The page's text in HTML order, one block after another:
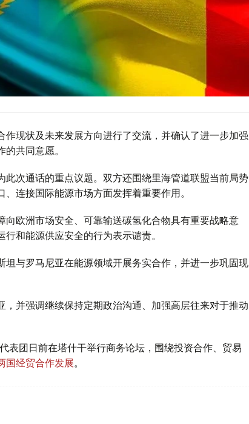
现状及未来发展方向进行了交流，并确认了进一步加强
共同意愿。
次通话的重点议题。双方还围绕里海管道联盟当前局势
连接国际能源市场方面发挥着重要作用。
欧洲市场安全、可靠输送碳氢化合物具有重要战略意
和能源供应安全的行为表示谴责。
与罗马尼亚在能源领域开展务实合作，并进一步巩固现
并强调继续保持定期政治沟通、加强高层往来对于推动
表团日前在塔什干举行商务论坛，围绕投资合作、贸易
国经贸合作发展。